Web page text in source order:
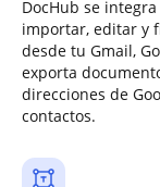
DocHub se
importar, editar y
desde tu Gmail,
exporta
direcciones de
contactos.